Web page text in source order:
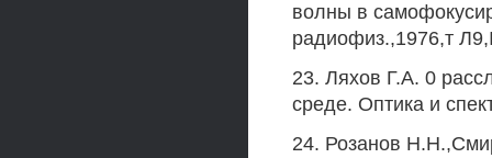
волны в
радиофиз.,1976,т
23. Ляхов Г.А. 0
среде. Оптика и
24. Розанов